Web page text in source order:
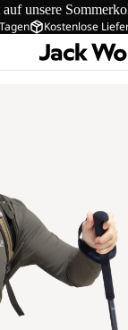
auf unsere
Kostenlose